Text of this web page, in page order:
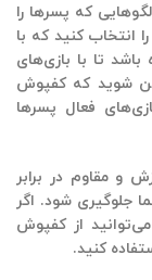
که پسرها را
انتخاب کنید که با
تا با بازی‌های
شوید کهکفپوش
فعال پسرها
و مقاوم در برابر
جلوگیری شود. اگر
از کفپوش
کنید.